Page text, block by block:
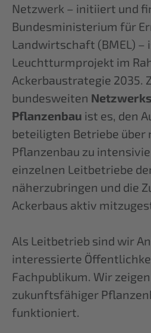
Netzwerk – initiiert und
Bundesministerium für
Landwirtschaft (BMEL) –
Leuchtturmprojekt im
Ackerbaustrategie 2035.
bundesweiten
Pflanzenbau ist es, den
beteiligten Betriebe über
Pflanzenbau zu
einzelnen Leitbetriebe
näherzubringen und die
Ackerbaus aktiv
Als Leitbetrieb sind wir
interessierte
Fachpublikum. Wir
zukunftsfähiger
funktioniert.